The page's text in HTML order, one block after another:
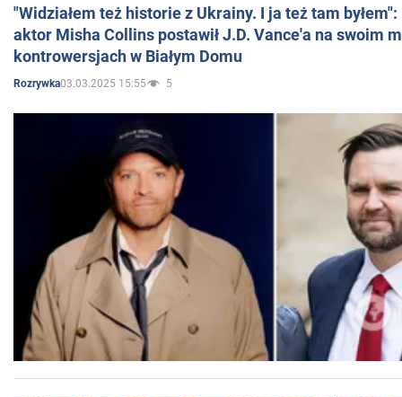
"Widziałem też historie z Ukrainy. I ja też tam
aktor Misha Collins postawił J.D. Vance'a na swoim
kontrowersjach w Białym Domu
Rozrywka03.03.2025 15:55 5